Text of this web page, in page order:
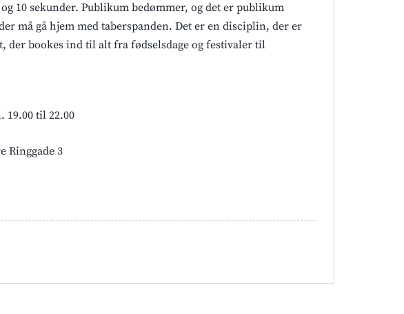
10 sekunder. Publikum bedømmer, og det er publikum
må gå hjem med taberspanden. Det er en disciplin, der er
der bookes ind til alt fra fødselsdage og festivaler til
19.00 til 22.00
Ringgade 3